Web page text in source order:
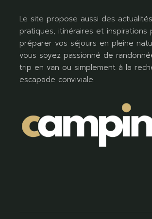
Le site propose aussi des
pratiques, itinéraires et inspirations
préparer vos séjours en pleine
vous soyez passionné de
trip en van ou simplement à la
escapade conviviale.